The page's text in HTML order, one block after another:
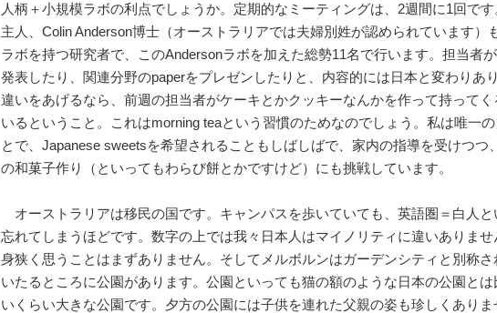
人柄＋小規模ラボの利点でしょうか。定期的なミーティングは、2週間に1回で
主人、Colin Anderson博士（オーストラリアでは夫婦別姓が認められています）
ラボを持つ研究者で、このAndersonラボを加えた総勢11名で行います。担当者
発表したり、関連分野のpaperをプレゼンしたりと、内容的には日本と変わりあ
違いをあげるなら、前週の担当者がケーキとかクッキーなんかを作って持ってく
いるということ。これはmorning teaという習慣のためなのでしょう。私は唯一
とで、Japanese sweetsを希望されることもしばしばで、家内の指導を受けつつ
の和菓子作り（といってもわらび餅とかですけど）にも挑戦しています。
オーストラリアは移民の国です。キャンパスを歩いていても、英語圏＝白人と
忘れてしまうほどです。数字の上では我々日本人はマイノリティに違いありませ
身狭く思うことはまずありません。そしてメルボルンはガーデンシティと別称
いたるところに公園があります。公園といっても猫の額のような日本の公園と
いくらい大きな公園です。夕方の公園には子供を連れた父親の姿も珍しくありま